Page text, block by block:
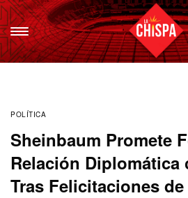
POLÍTICA
Sheinbaum Promete
Relación Diplomática
Tras Felicitaciones